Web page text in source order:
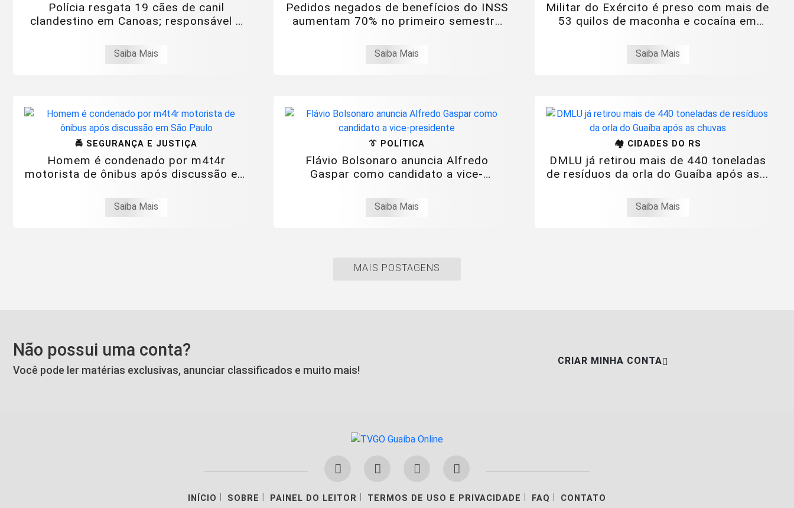
Polícia resgata 19 cães de canil
clandestino em Canoas; responsável é
Saiba Mais
Pedidos negados de benefícios do INSS
aumentam 70% no primeiro semestre
Saiba Mais
Militar do Exército é preso com mais de
53 quilos de maconha e cocaína em
Saiba Mais
🚔 SEGURANÇA E JUSTIÇA
Homem é condenado por m4t4r
motorista de ônibus após discussão em
Saiba Mais
👔 POLÍTICA
Flávio Bolsonaro anuncia Alfredo
Gaspar como candidato a vice-
Saiba Mais
🏘️ CIDADES DO RS
DMLU já retirou mais de 440 toneladas
de resíduos da orla do Guaíba após as...
Saiba Mais
MAIS POSTAGENS
Não possui uma conta?
Você pode ler matérias exclusivas, anunciar classificados e muito mais!
CRIAR MINHA CONTA
INÍCIO SOBRE PAINEL DO LEITOR TERMOS DE USO E PRIVACIDADE FAQ CONTATO
Termos de Uso e Privacidade